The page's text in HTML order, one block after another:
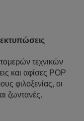
τεχνικών
και αφίσες POP
φιλοξενίας, οι
ζωντανές.